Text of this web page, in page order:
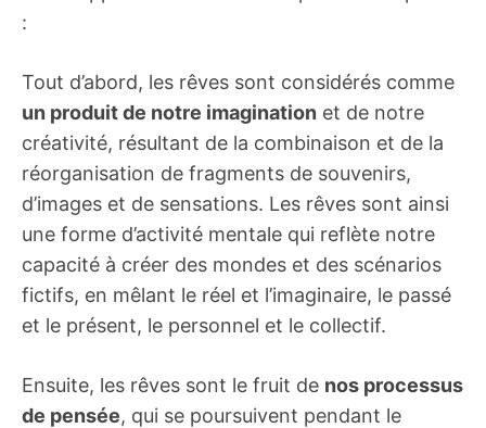
:
Tout d’abord, les rêves sont considérés comme
un produit de notre imagination et de notre
créativité, résultant de la combinaison et de la
réorganisation de fragments de souvenirs,
d’images et de sensations. Les rêves sont ainsi
une forme d’activité mentale qui reflète notre
capacité à créer des mondes et des scénarios
fictifs, en mêlant le réel et l’imaginaire, le passé
et le présent, le personnel et le collectif.
Ensuite, les rêves sont le fruit de nos processus
de pensée, qui se poursuivent pendant le